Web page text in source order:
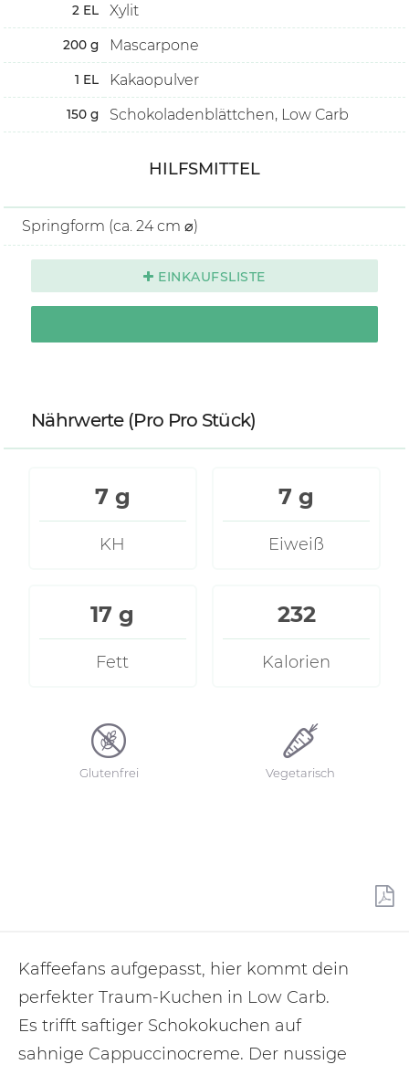
Kaffeefans aufgepasst, hier kommt dein
perfekter Traum-Kuchen in Low Carb.
Es trifft saftiger Schokokuchen auf
sahnige Cappuccinocreme. Der nussige
2 EL Xylit
200 g Mascarpone
1 EL Kakaopulver
150 g Schokoladenblättchen, Low Carb
HILFSMITTEL
Springform (ca. 24 cm ⌀)
EINKAUFSLISTE
Nährwerte (Pro Pro Stück)
7 g
KH
7 g
Eiweiß
17 g
Fett
232
Kalorien
Glutenfrei Vegetarisch